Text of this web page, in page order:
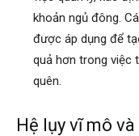
khoản ngủ đông.
được áp dụng để
quả hơn trong việc
quên.
Hệ lụy vĩ mô